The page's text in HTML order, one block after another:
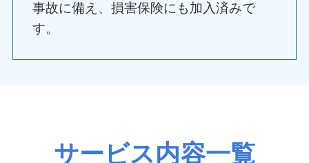
事故に備え、損害保険にも加入済みで
す。
サービス内容一覧